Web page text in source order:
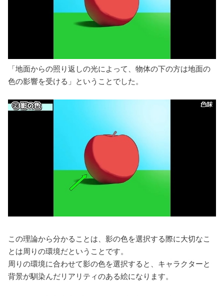
「地面からの照り返しの光によって、物体の下の方は地面の
色の影響を受ける」ということでした。
この理論から分かることは、影の色を選択する際に大切なこ
とは周りの環境だということです。
周りの環境に合わせて影の色を選択すると、キャラクターと
背景が馴染んだリアリティのある絵になります。